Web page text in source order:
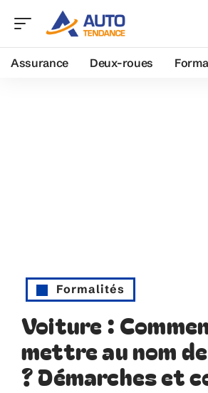
Assurance Deux-roues
Formalités
Voiture :
mettre au nom
? Démarches et